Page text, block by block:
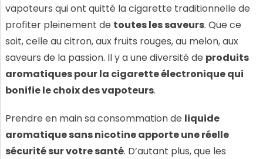
vapoteurs qui ont quitté la cigarette traditionnelle de
profiter pleinement de toutes les saveurs. Que ce
soit, celle au citron, aux fruits rouges, au melon, aux
saveurs de la passion. Il y a une diversité de produits
aromatiques pour la cigarette électronique qui
bonifie le choix des vapoteurs.
Prendre en main sa consommation de liquide
aromatique sans nicotine apporte une réelle
sécurité sur votre santé. D’autant plus, que les